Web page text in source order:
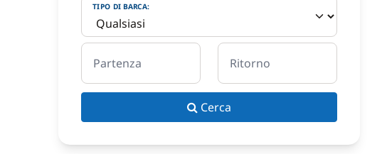
TIPO DI BARCA:
Partenza Ritorno
Cerca